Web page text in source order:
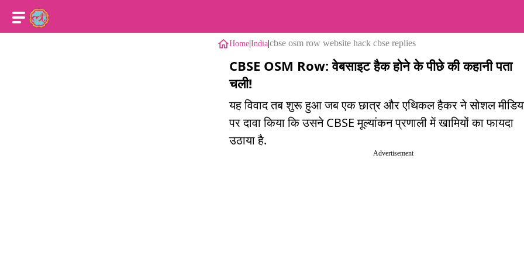
Home|India|cbse osm row website hack cbse replies
CBSE OSM Row: वेबसाइट हैक होने के पीछे की कहानी पता
चली!
यह विवाद तब शुरू हुआ जब एक छात्र और एथिकल हैकर ने सोशल
पर दावा किया कि उसने CBSE मूल्यांकन प्रणाली में खामियों का फायदा
उठाया है.
Advertisement